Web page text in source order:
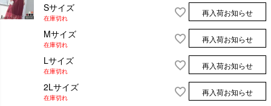
Sサイズ
在庫切れ
再入荷お知らせ
Mサイズ
在庫切れ
再入荷お知らせ
Lサイズ
在庫切れ
再入荷お知らせ
2Lサイズ
在庫切れ
再入荷お知らせ